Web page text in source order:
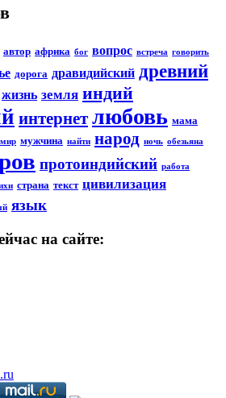
автор африка бог вопрос встреча говорить
дорога дравидийский древний
жизнь земля индий
интернет любовь мама
мир мужчина найти народ ночь обезьяна
протоиндийский работа
страна текст цивилизация
язык
на сайте: